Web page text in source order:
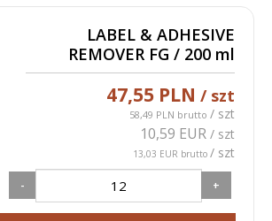
LABEL & ADHESIVE
REMOVER FG / 200 ml
47,55 PLN/ szt
58,49 PLN brutto/ szt
10,59 EUR/ szt
13,03 EUR brutto/ szt
- +